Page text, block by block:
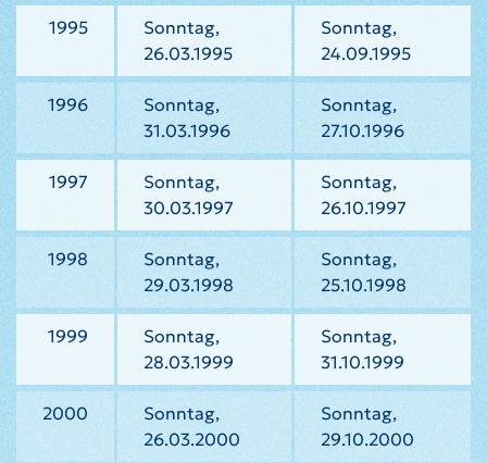
1995
Sonntag,
26.03.1995
Sonntag,
24.09.1995
1996
Sonntag,
31.03.1996
Sonntag,
27.10.1996
1997
Sonntag,
30.03.1997
Sonntag,
26.10.1997
1998
Sonntag,
29.03.1998
Sonntag,
25.10.1998
1999
Sonntag,
28.03.1999
Sonntag,
31.10.1999
2000
Sonntag,
26.03.2000
Sonntag,
29.10.2000